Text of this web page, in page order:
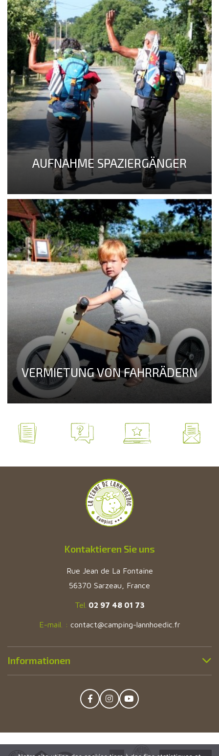
AUFNAHME SPAZIERGÄNGER
VERMIETUNG VON FAHRRÄDERN
Kontaktieren Sie uns
Rue Jean de La Fontaine
56370 Sarzeau, France
Tel. 02 97 48 01 73
E-mail. : contact@camping-lannhoedic.fr
Informationen